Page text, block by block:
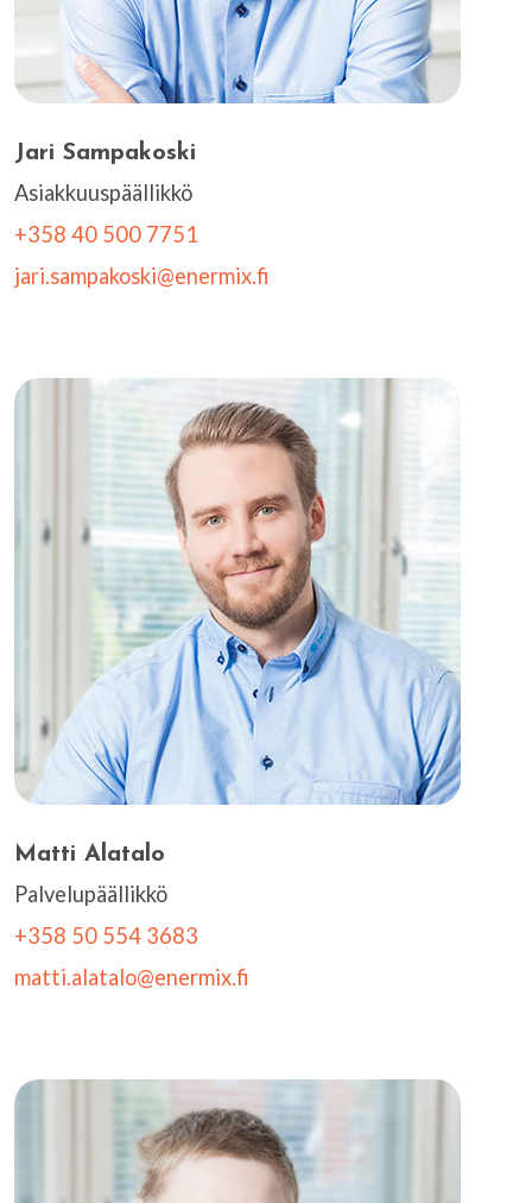
Jari Sampakoski
Asiakkuuspäällikkö
+358 40 500 7751
jari.sampakoski@enermix.fi
Matti Alatalo
Palvelupäällikkö
+358 50 554 3683
matti.alatalo@enermix.fi